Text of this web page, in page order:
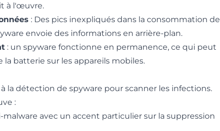
à l'œuvre.
: Des pics inexpliqués dans la consommation de
envoie des informations en arrière-plan.
: un spyware fonctionne en permanence, ce qui peut
batterie sur les appareils mobiles.
la détection de spyware pour scanner les infections.
:
avec un accent particulier sur la suppression